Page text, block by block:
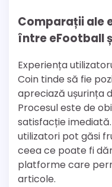
Comparații ale
între eFootball
Experiența
Coin tinde să fie
apreciază ușurința
Procesul este de
satisfacție
utilizatori pot găsi
ceea ce poate fi
platforme care
articole.